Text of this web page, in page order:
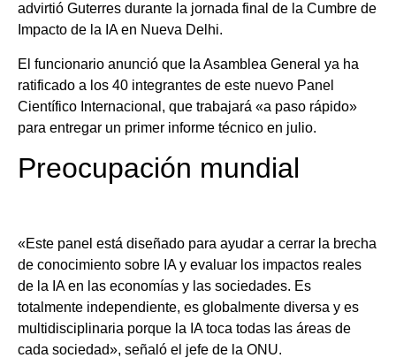
advirtió Guterres durante la jornada final de la Cumbre de
Impacto de la IA en Nueva Delhi.
El funcionario anunció que la Asamblea General ya ha
ratificado a los 40 integrantes de este nuevo Panel
Científico Internacional, que trabajará «a paso rápido»
para entregar un primer informe técnico en julio.
Preocupación mundial
«Este panel está diseñado para ayudar a cerrar la brecha
de conocimiento sobre IA y evaluar los impactos reales
de la IA en las economías y las sociedades. Es
totalmente independiente, es globalmente diversa y es
multidisciplinaria porque la IA toca todas las áreas de
cada sociedad», señaló el jefe de la ONU.